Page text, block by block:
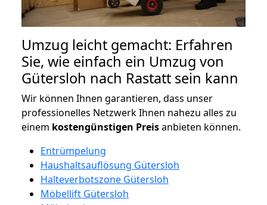
Umzug leicht gemacht: Erfahren
Sie, wie einfach ein Umzug von
Gütersloh nach Rastatt sein kann
Wir können Ihnen garantieren, dass unser
professionelles Netzwerk Ihnen nahezu alles zu
einem kostengünstigen Preisanbieten können.
Entrümpelung
Haushaltsauflösung Gütersloh
Halteverbotszone Gütersloh
Möbellift Gütersloh